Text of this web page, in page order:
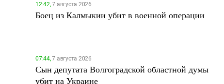
12:42,7 августа 2026
Боец из Калмыкии убит в военной операции
07:44,7 августа 2026
Сын депутата Волгоградской областной думы
убит на Украине